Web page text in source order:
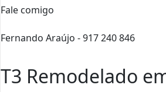
Fale comigo
Fernando Araújo - 917 240 846
T3 Remodelado